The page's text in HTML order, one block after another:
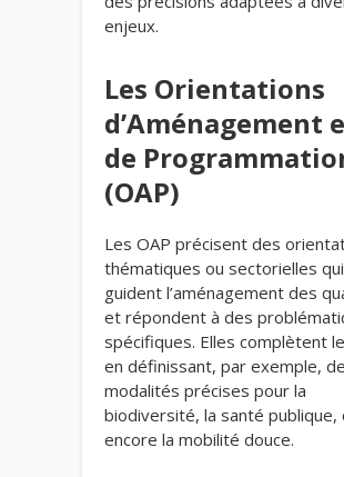
enjeux.
Les Orientations
d’Aménagement
de
(OAP)
Les OAP précisent des
thématiques ou sectorielles qui
guident l’aménagement des
et répondent à des
spécifiques. Elles complètent
en définissant, par exemple,
modalités précises pour la
biodiversité, la santé publique,
encore la mobilité douce.